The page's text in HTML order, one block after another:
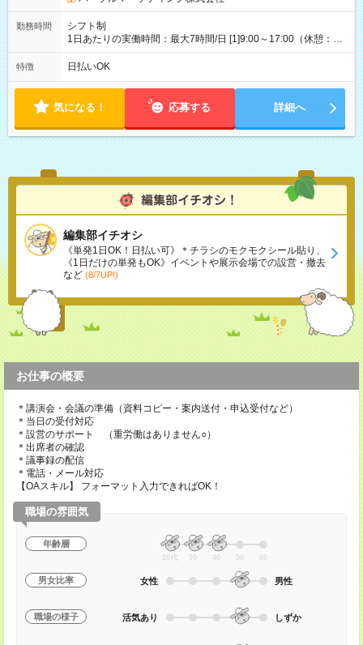
勤務時間
シフト制
1日あたりの実働時間：最大7時間/日 [1]9:00～17:00（休憩：1
時間） [2]11:00～19:00（休憩：1時間） [3]10:00～18:00（休
憩：1時間） 週4日～週5日シフト相談OK ※土日どちらか休み、
日祝/10～18時（実働7hシフト制）
特徴 日払いOK
気になる！ 応募する 詳細へ
編集部イチオシ
《単発1日OK！日払い可》＊チラシのモクモクシール貼り、
《1日だけの単発もOK》イベントや展示会場での設営・撤去
など (8/7UP!)
お仕事の概要
＊講演会・会議の準備（資料コピー・案内送付・申込受付など）
＊当日の受付対応
＊設営のサポート （重労働はありません○）
＊出席者の確認
＊議事録の配信
＊電話・メール対応
【OAスキル】 フォーマット入力できればOK！
職場の雰囲気
年齢層
20代 30 40 50 60
男女比率 女性 男性
職場の様子 活気あり しずか